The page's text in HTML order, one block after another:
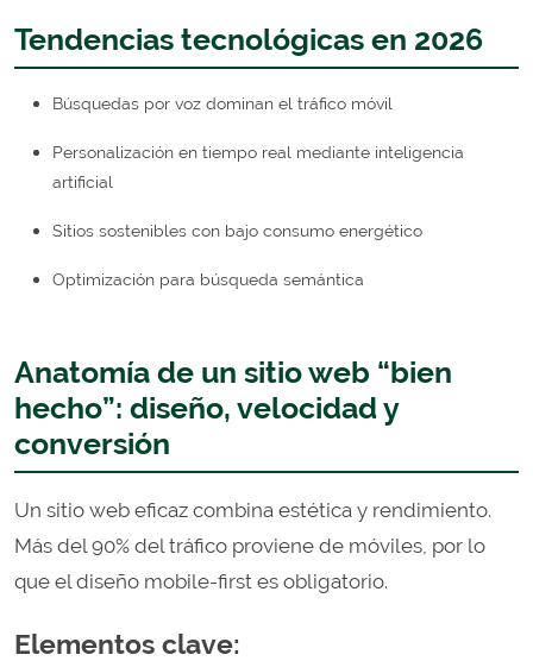
Tendencias tecnológicas en 2026
Búsquedas por voz dominan el tráfico móvil
Personalización en tiempo real mediante inteligencia
artificial
Sitios sostenibles con bajo consumo energético
Optimización para búsqueda semántica
Anatomía de un sitio web “bien
hecho”: diseño, velocidad y
conversión
Un sitio web eficaz combina estética y rendimiento.
Más del 90% del tráfico proviene de móviles, por lo
que el diseño mobile-first es obligatorio.
Elementos clave: